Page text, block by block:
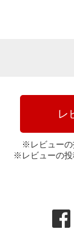
レ
※レビューの
※レビューの投